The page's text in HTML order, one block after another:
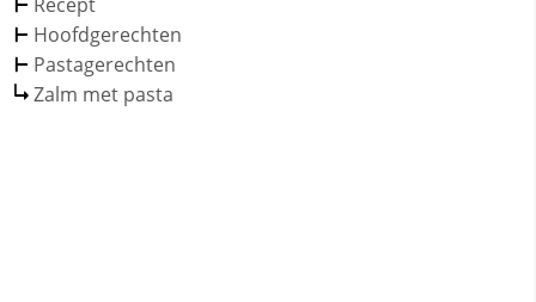
Hoofdgerechten
Pastagerechten
Zalm met pasta